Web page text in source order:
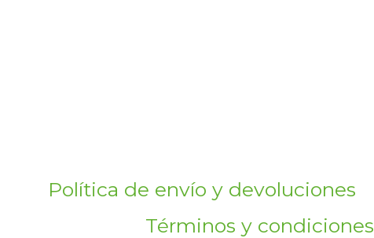
Política de envío y devoluciones
Términos y condiciones